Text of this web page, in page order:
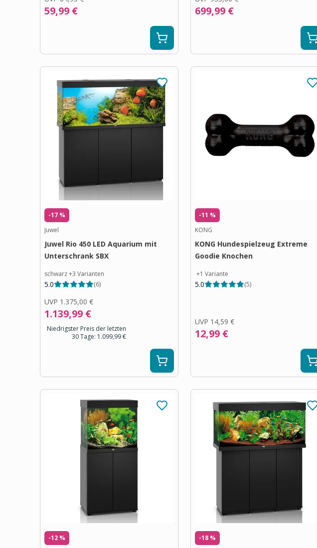
59,99 € 699,99 €
-17 %
Juwel
Juwel Rio 450 LED Aquarium mit
Unterschrank SBX
schwarz+3 Varianten
5.0 (6)
UVP 1.375,00 €
1.139,99 €
Niedrigster Preis der letzten
30 Tage: 1.099,99 €
-11 %
KONG
KONG Hundespielzeug Extreme
Goodie Knochen
+1 Variante
5.0 (5)
UVP 14,59 €
12,99 €
-12 %
-18 %